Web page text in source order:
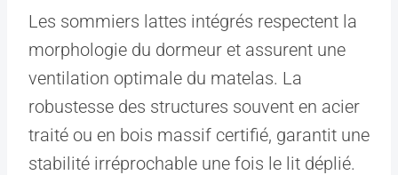
Les sommiers lattes intégrés respectent la
morphologie du dormeur et assurent une
ventilation optimale du matelas. La
robustesse des structures souvent en acier
traité ou en bois massif certifié, garantit une
stabilité irréprochable une fois le lit déplié.